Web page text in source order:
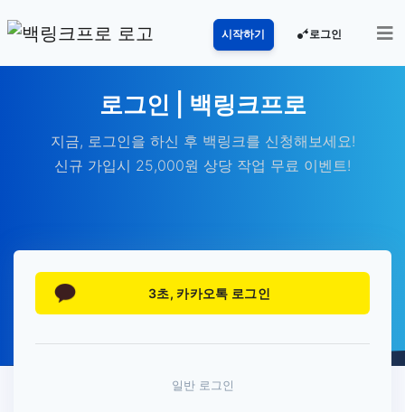
시작하기 로그인
로그인 | 백링크프로
지금, 로그인을 하신 후 백링크를 신청해보세요!
신규 가입시 25,000원 상당 작업 무료 이벤트!
3초, 카카오톡 로그인
일반 로그인